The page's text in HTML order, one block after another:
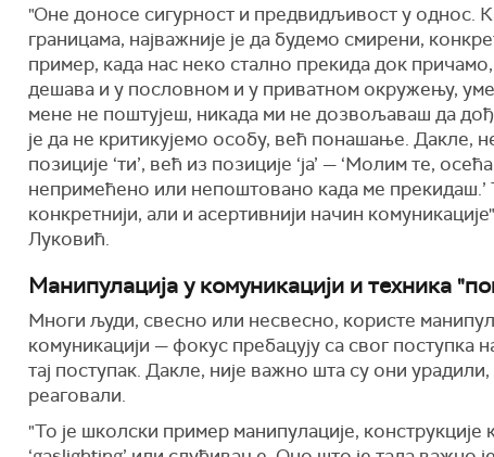
"Оне доносе сигурност и предвидљивост у однос.
границама, најважније је да будемо смирени,
пример, када нас неко стално прекида док
дешава и у пословном и у приватном окружењу,
мене не поштујеш, никада ми не дозвољаваш да
је да не критикујемо особу, већ понашање. Дакле,
позиције ‘ти’, већ из позиције ‘ја’ — ‘Молим те,
непримећено или непоштовано када ме прекидаш.’
конкретнији, али и асертивнији начин
Луковић.
Манипулација у комуникацији и техника
Многи људи, свесно или несвесно, користе
комуникацији — фокус пребацују са свог поступка
тај поступак. Дакле, није важно шта су они
реаговали.
"То је школски пример манипулације, конструкције